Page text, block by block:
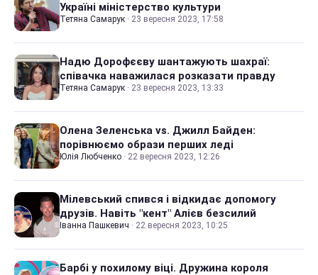
Україні міністерство культури
Тетяна Самарук · 23 вересня 2023, 17:58
Надю Дорофєєву шантажують шахраї:
співачка наважилася розказати правду
Тетяна Самарук · 23 вересня 2023, 13:33
Олена Зеленська vs. Джилл Байден:
порівнюємо образи перших леді
Юлія Любченко · 22 вересня 2023, 12:26
Мілевський спився і відкидає допомогу
друзів. Навіть "кент" Алієв безсилий
Іванна Пашкевич · 22 вересня 2023, 10:25
Барбі у похилому віці. Дружина короля